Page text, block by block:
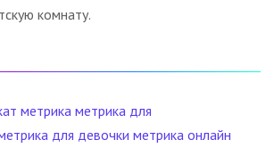
комнату.
метрика метрика для
для девочки метрика онлайн